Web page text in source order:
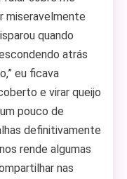
miseravelmente
quando
atrás
eu ficava
e virar queijo
pouco de
definitivamente
rende algumas
nas